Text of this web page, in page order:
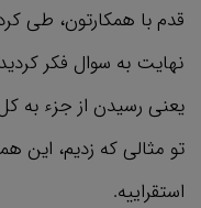
قدم با همکارتون، طی
نهایت به سوال فکر
یعنی رسیدن از جزء به
تو مثالی که زدیم، این
استقراییه.